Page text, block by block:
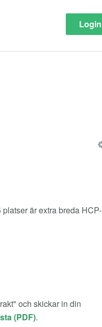
Login
är extra breda HCP-
och skickar in din
(PDF).